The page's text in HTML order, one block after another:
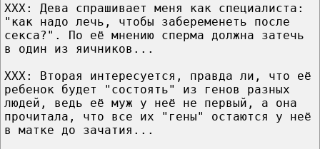
ХХХ: Дева спрашивает меня как специалиста:
"как надо лечь, чтобы забеременеть после
секса?". По её мнению сперма должна затечь
в один из яичников...
ХХХ: Вторая интересуется, правда ли, что её
ребенок будет "состоять" из генов разных
людей, ведь её муж у неё не первый, а она
прочитала, что все их "гены" остаются у неё
в матке до зачатия...